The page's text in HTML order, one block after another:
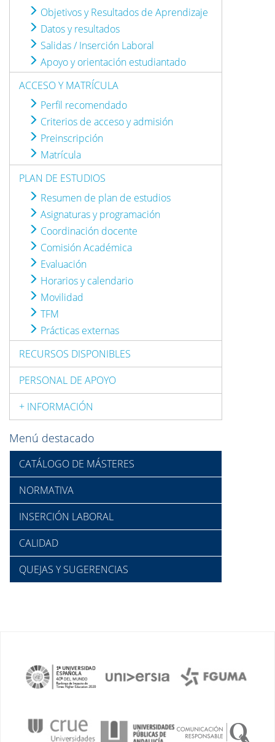
Objetivos y Resultados de Aprendizaje
Datos y resultados
Salidas / Inserción Laboral
Apoyo y orientación estudiantado
ACCESO Y MATRÍCULA
Perfil recomendado
Criterios de acceso y admisión
Preinscripción
Matrícula
PLAN DE ESTUDIOS
Resumen de plan de estudios
Asignaturas y programación
Coordinación docente
Comisión Académica
Evaluación
Horarios y calendario
Movilidad
TFM
Prácticas externas
RECURSOS DISPONIBLES
PERSONAL DE APOYO
+ INFORMACIÓN
Menú destacado
CATÁLOGO DE MÁSTERES
NORMATIVA
INSERCIÓN LABORAL
CALIDAD
QUEJAS Y SUGERENCIAS